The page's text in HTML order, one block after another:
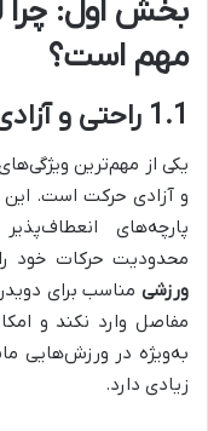
بخش اول: چرا
مهم است؟
1.1 راحتی و آزادی حرکت
یکی از مهم‌ترین
و آزادی حرکت است. این
پارچه‌های
محدودیت حرکات خود
ورزشی مناسب برای
مفاصل وارد نکند و
به‌ویژه در ورزش‌هایی
زیادی دارد.